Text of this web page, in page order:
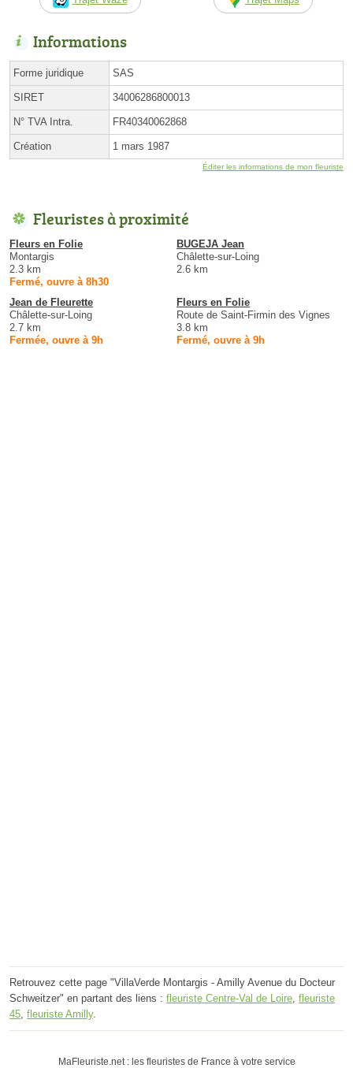
Informations
Forme juridique SAS
SIRET 34006286800013
N° TVA Intra. FR40340062868
Création 1 mars 1987
Éditer les informations de mon fleuriste
Fleuristes à proximité
Fleurs en Folie
Montargis
2.3 km
Fermé, ouvre à 8h30
BUGEJA Jean
Châlette-sur-Loing
2.6 km
Jean de Fleurette
Châlette-sur-Loing
2.7 km
Fermée, ouvre à 9h
Fleurs en Folie
Route de Saint-Firmin des Vignes
3.8 km
Fermé, ouvre à 9h
Retrouvez cette page "VillaVerde Montargis - Amilly Avenue du Docteur
Schweitzer" en partant des liens : fleuriste Centre-Val de Loire fleuriste
45 fleuriste Amilly.
MaFleuriste.net : les fleuristes de France à votre service